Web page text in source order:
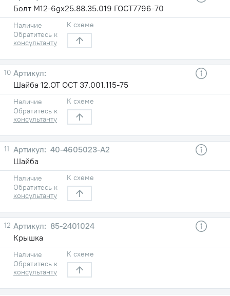
Болт М12-6gх25.88.35.019 ГОСТ7796-70
Наличие
Обратитесь к
консультанту
К схеме
10
Шайба 12.ОТ ОСТ 37.001.115-75
Наличие
Обратитесь к
консультанту
К схеме
11
40-4605023-A2
Шайба
Наличие
Обратитесь к
консультанту
К схеме
12
85-2401024
Крышка
Наличие
Обратитесь к
консультанту
К схеме